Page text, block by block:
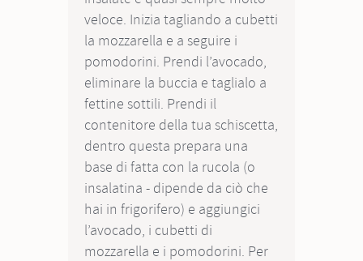
veloce. Inizia tagliando a cubetti
la mozzarella e a seguire i
pomodorini. Prendi l’avocado,
eliminare la buccia e taglialo a
fettine sottili. Prendi il
contenitore della tua schiscetta,
dentro questa prepara una
base di fatta con la rucola (o
insalatina - dipende da ciò che
hai in frigorifero) e aggiungici
l’avocado, i cubetti di
mozzarella e i pomodorini. Per